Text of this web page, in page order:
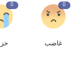
0
غاضب
0